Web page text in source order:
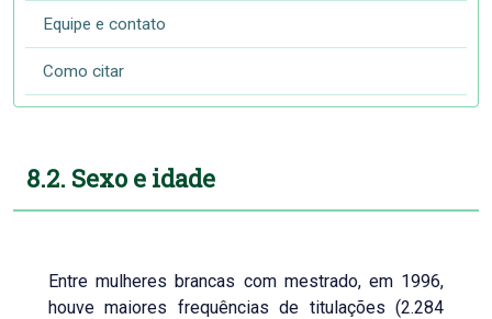
Equipe e contato
Como citar
8.2. Sexo e idade
Entre mulheres brancas com mestrado, em 1996,
houve maiores frequências de titulações (2.284